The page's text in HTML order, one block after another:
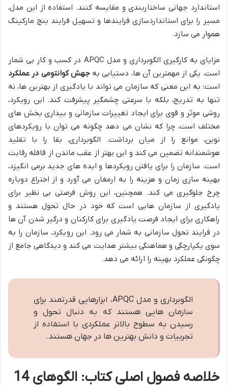
استاندارد جهانی ساختاربندی و مقایسه کنند. استفاده از این مدل،
مسیر را برای استانداردسازی فرایندها و تسهیل فرایند بنچ مارکینگ
هموار می سازد.
مزایای به کارگیری الگوبرداری و مدل APQC در کسب و کار بی شمار
است. یکی از مهمترین آن ها، دستیابی بهجهش کوانتومی در عملکرد
است؛ به این معنی که سازمان می تواند با یادگیری از بهترین ها، نه
تنها به تدریج، بلکه با سرعتی چشمگیر پیشرفت کند. این رویکرد،
روشی موثر و قوی برای ایجاد تغییرات سازمانی و بیداری بخش های
مختلف است، چرا که نشان می دهد چگونه می توان با رویکردهای
نوین، موانع را از میان برداشت. الگوبرداری، بقا را با تقلید
هوشمندانه تضمین می کند و این بهتر از عقب ماندن از قافله رقابت
است. سازمان را برای یافتن رویکردها و ایده های جدید برمی انگیزد،
بهینه سازی زمان و هزینه را به ارمغان می آورد و از اختراع دوباره
چرخ جلوگیری می کند. همچنین، این روش فرصتی بی نظیر برای
یادگیری از سازمان هایی است که خود در حال تحول هستند و
راهکاری برای ایجاد فرصت یادگیری برای کارکنان و درگیر شدن آن ها
در فرایند تحول سازمانی به شمار می رود. این رویکرد، سازمان را به
سوی یکپارچگی و هماهنگی بیشتر هدایت می کند و دیدگاهی جامع از
چگونگی عملکرد بهینه را ارائه می دهد.
الگوبرداری و مدل APQC، ابزارهایی قدرتمند برای
سازمان هایی هستند که به دنبال تحول و
رسیدن به سطوح بالاتر عملکردی با استفاده از
تجربیات و دانش بهترین ها در جهان هستند.
خلاصه فصول اصلی کتاب: الگوهای 14